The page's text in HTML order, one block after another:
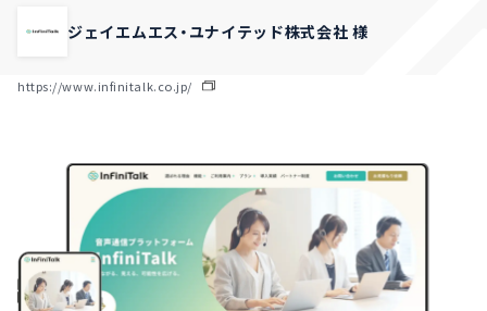
ジェイエムエス・ユナイテッド株式会社 様
https://www.infinitalk.co.jp/